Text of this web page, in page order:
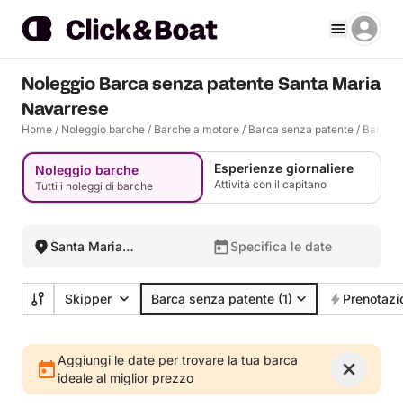
Noleggio Barca senza patente Santa Maria
Navarrese
Home / Noleggio barche / Barche a motore / Barca senza patente / Barca
Noleggio barche
Tutti i noleggi di barche
Esperienze giornaliere
Attività con il capitano
Santa Maria
Specifica le date
Skipper Barca senza patente (1)
Aggiungi le date per trovare la tua barca
ideale al miglior prezzo